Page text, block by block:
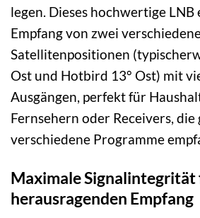
legen. Dieses hochwertige
Empfang von zwei
Satellitenpositionen
Ost und Hotbird 13° Ost) mit
Ausgängen, perfekt für
Fernsehern oder Receivers,
verschiedene Programme
Maximale Signalintegrität
herausragenden Empfang